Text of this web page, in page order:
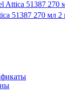
51387 270 мл 2